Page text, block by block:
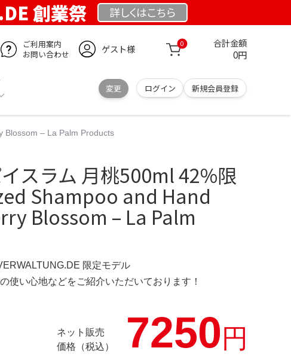
創業祭 詳しくはこちら
ご利用案内
お問い合わせ
ゲスト様 0 合計金額
0円
変更 ログイン 新規会員登録
Blossom – La Palm Products
スラム 月桃500ml 42%限
Shampoo and Hand
Blossom – La Palm
限定モデル
使い心地などをご紹介いただいております！
ネット販売
価格（税込）
7250円